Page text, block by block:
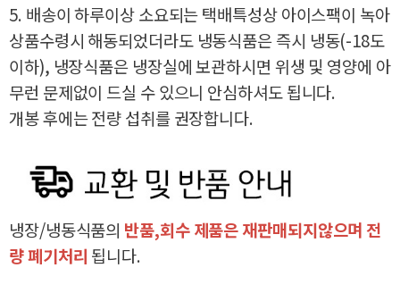
5. 배송이 하루이상 소요되는 택배특성상 아이스팩이 녹아
상품수령시 해동되었더라도 냉동식품은 즉시 냉동(-18도
이하), 냉장식품은 냉장실에 보관하시면 위생 및 영양에 아
무런 문제없이 드실 수 있으니 안심하셔도 됩니다.
개봉 후에는 전량 섭취를 권장합니다.
냉장/냉동식품의 반품,회수 제품은 재판매되지않으며 전
량 폐기처리 됩니다.